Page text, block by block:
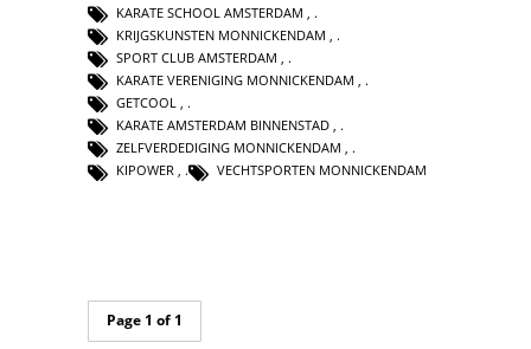
KARATE SCHOOL AMSTERDAM ,
KRIJGSKUNSTEN MONNICKENDAM ,
SPORT CLUB AMSTERDAM ,
KARATE VERENIGING MONNICKENDAM ,
GETCOOL ,
KARATE AMSTERDAM BINNENSTAD ,
ZELFVERDEDIGING MONNICKENDAM ,
KIPOWER , VECHTSPORTEN MONNICKENDAM
Page 1 of 1